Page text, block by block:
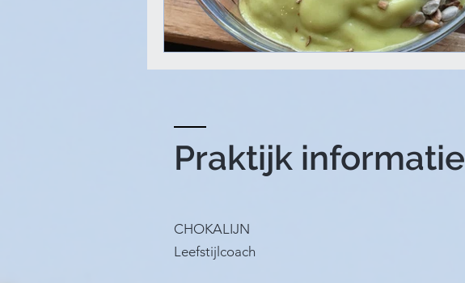
Praktijk informatie
CHOKALIJN
Leefstijlcoach